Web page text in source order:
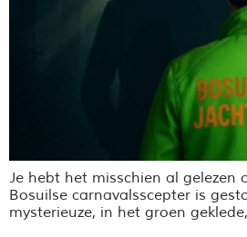
Je hebt het misschien al gelezen
Bosuilse carnavalsscepter is
mysterieuze, in het groen